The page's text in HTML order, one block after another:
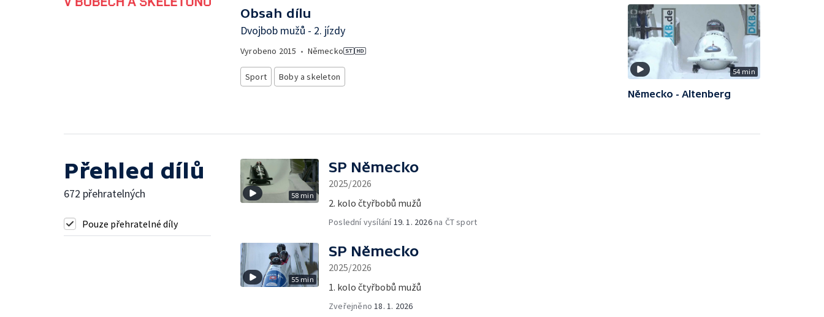
Obsah dílu
Dvojbob mužů - 2. jízdy
Vyrobeno 2015 • Německo
Sport Boby a skeleton 54 min
Německo - Altenberg
Přehled dílů
672 přehratelných
Pouze přehratelné díly
58 min
SP Německo
2025/2026
2. kolo čtyřbobů mužů
Poslední vysílání 19. 1. 2026na ČT sport
55 min
SP Německo
2025/2026
1. kolo čtyřbobů mužů
Zveřejněno 18. 1. 2026